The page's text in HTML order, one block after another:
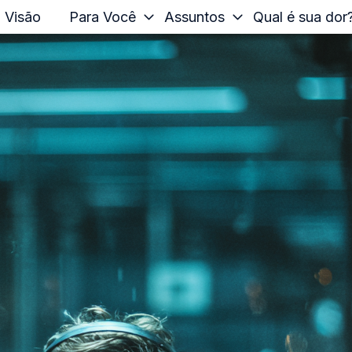
Visão Para Você Assuntos Qual é sua